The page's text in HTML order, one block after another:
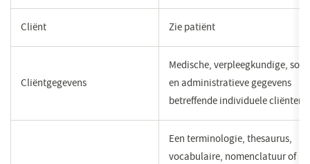
​Cliënt ​Zie patiënt
​​Cliëntgegevens
​Medische, verpleegkundige,
en administratieve gegevens
betreffende individuele cliënten.
Een terminologie, thesaurus,
vocabulaire, nomenclatuur of